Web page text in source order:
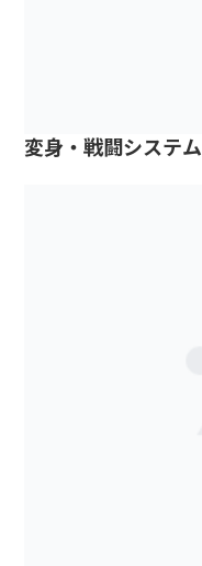
変身・戦闘システム